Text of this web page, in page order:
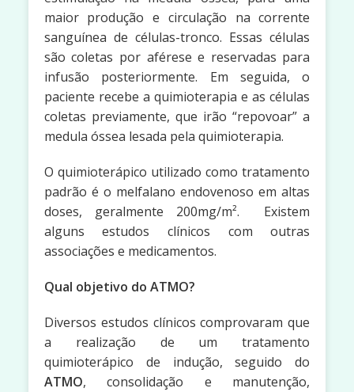
maior produção e circulação na corrente
sanguínea de células-tronco. Essas células
são coletas por aférese e reservadas para
infusão posteriormente. Em seguida, o
paciente recebe a quimioterapia e as células
coletas previamente, que irão “repovoar” a
medula óssea lesada pela quimioterapia.
O quimioterápico utilizado como tratamento
padrão é o melfalano endovenoso em altas
doses, geralmente 200mg/m². Existem
alguns estudos clínicos com outras
associações e medicamentos.
Qual objetivo do ATMO?
Diversos estudos clínicos comprovaram que
a realização de um tratamento
quimioterápico de indução, seguido do
ATMO, consolidação e manutenção,